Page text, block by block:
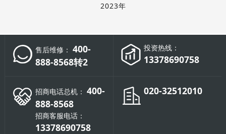
2023年
售后维修： 400-
888-8568转2
投资热线：
13378690758
招商电话总机： 400-
888-8568
招商客服电话：
13378690758
020-32512010